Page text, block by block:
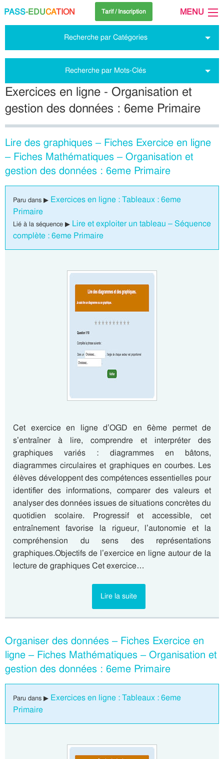
PASS-EDUCATION Tarif / Inscription MENU
Recherche par Catégories
Recherche par Mots-Clés
Exercices en ligne - Organisation et
gestion des données : 6eme Primaire
Lire des graphiques – Fiches Exercice en ligne
– Fiches Mathématiques – Organisation et
gestion des données : 6eme Primaire
Paru dans ▶ Exercices en ligne : Tableaux : 6eme
Primaire
Lié à la séquence ▶ Lire et exploiter un tableau – Séquence
complète : 6eme Primaire
Cet exercice en ligne d’OGD en 6ème permet de
s’entraîner à lire, comprendre et interpréter des
graphiques variés : diagrammes en bâtons,
diagrammes circulaires et graphiques en courbes. Les
élèves développent des compétences essentielles pour
identifier des informations, comparer des valeurs et
analyser des données issues de situations concrètes du
quotidien scolaire. Progressif et accessible, cet
entraînement favorise la rigueur, l’autonomie et la
compréhension du sens des représentations
graphiques.Objectifs de l’exercice en ligne autour de la
lecture de graphiques Cet exercice…
Lire la suite
Organiser des données – Fiches Exercice en
ligne – Fiches Mathématiques – Organisation et
gestion des données : 6eme Primaire
Paru dans ▶ Exercices en ligne : Tableaux : 6eme
Primaire